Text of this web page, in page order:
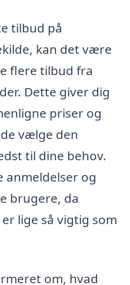
tilbud på
kan det være
flere tilbud fra
Dette giver dig
priser og
vælge den
til dine behov.
anmeldelser og
brugere, da
lige så vigtig som
om, hvad